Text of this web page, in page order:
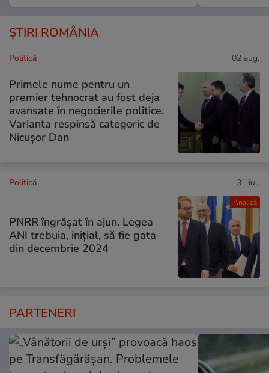
ȘTIRI ROMÂNIA
Politică 02 aug.
Primele nume pentru un
premier tehnocrat au fost deja
avansate în negocierile politice.
Varianta respinsă categoric de
Nicușor Dan
Analiză
Politică 31 iul.
PNRR îngrășat în ajun. Legea
ANI trebuia, inițial, să fie gata
din decembrie 2024
PARTENERI